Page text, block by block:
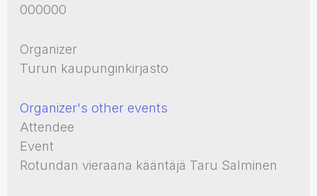
000000
Organizer
Turun kaupunginkirjasto
Organizer's other events
Attendee
Event
Rotundan vieraana kääntäjä Taru Salminen